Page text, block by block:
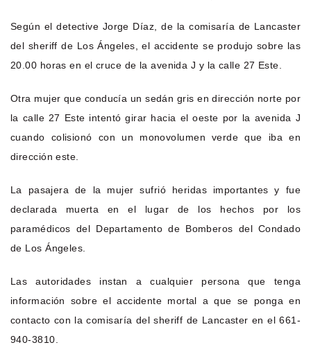
Según el detective Jorge Díaz, de la comisaría de Lancaster
del sheriff de Los Ángeles, el accidente se produjo sobre las
20.00 horas en el cruce de la avenida J y la calle 27 Este.
Otra mujer que conducía un sedán gris en dirección norte por
la calle 27 Este intentó girar hacia el oeste por la avenida J
cuando colisionó con un monovolumen verde que iba en
dirección este.
La pasajera de la mujer sufrió heridas importantes y fue
declarada muerta en el lugar de los hechos por los
paramédicos del Departamento de Bomberos del Condado
de Los Ángeles.
Las autoridades instan a cualquier persona que tenga
información sobre el accidente mortal a que se ponga en
contacto con la comisaría del sheriff de Lancaster en el 661-
940-3810.